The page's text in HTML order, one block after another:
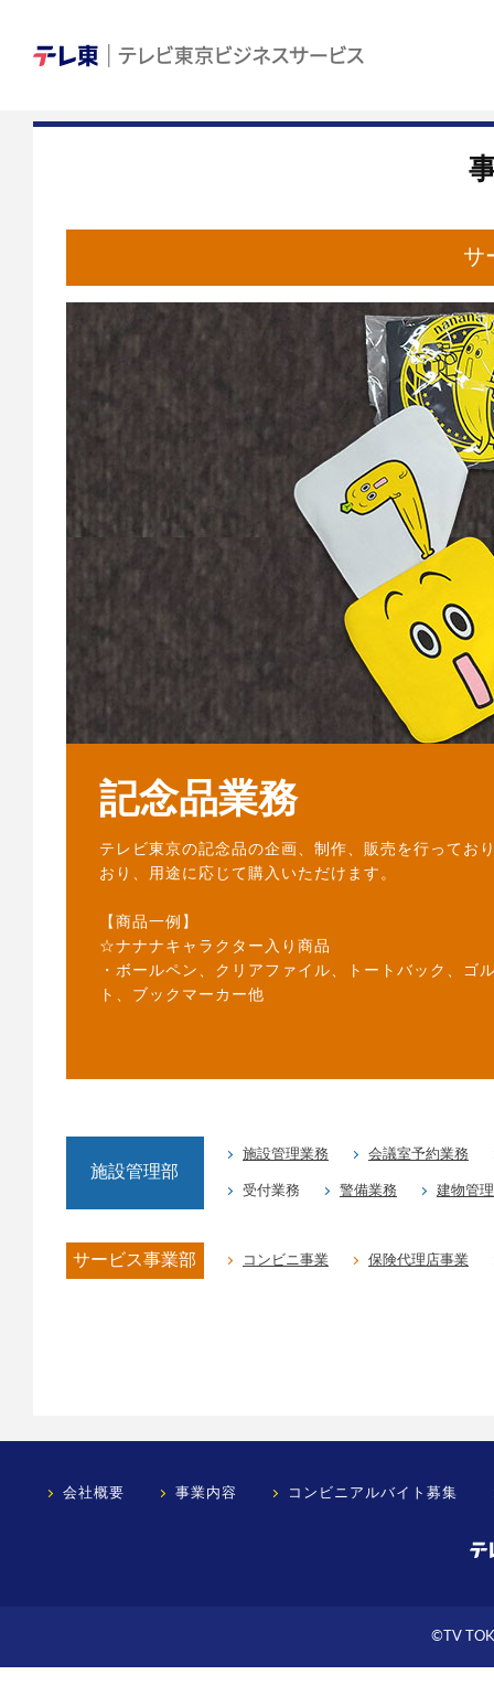
サ
記念品業務
テレビ東京の記念品の企画、制作、販売を行ってお
おり、用途に応じて購入いただけます。
【商品一例】
☆ナナナキャラクター入り商品
・ボールペン、クリアファイル、トートバック、
ト、ブックマーカー他
施設管理部
施設管理業務 会議室予約業務
受付業務 警備業務 建物管
サービス事業部 コンビニ事業 保険代理店事業
会社概要 事業内容 コンビニアルバイト募集
©TV